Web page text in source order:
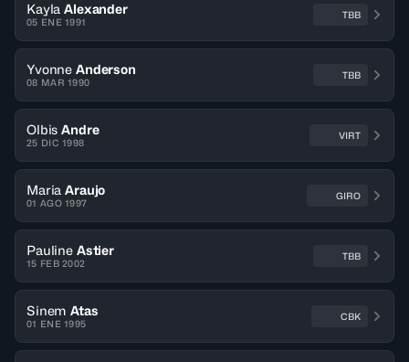
Kayla Alexander
05 ENE 1991
TBB
Yvonne Anderson
08 MAR 1990
TBB
Olbis Andre
25 DIC 1998
VIRT
Maria Araujo
01 AGO 1997
GIRO
Pauline Astier
15 FEB 2002
TBB
Sinem Atas
01 ENE 1995
CBK